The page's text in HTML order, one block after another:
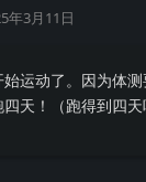
年3月11日
始运动了。因为体
天！（跑得到四天